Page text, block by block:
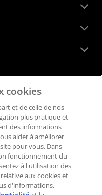
logistique
et ouverte
cookies
cookies
et de celle de nos
plus pratique et
des informations
aider à améliorer
pour vous. Dans
fonctionnement du
à l'utilisation des
aux cookies et
d'informations,